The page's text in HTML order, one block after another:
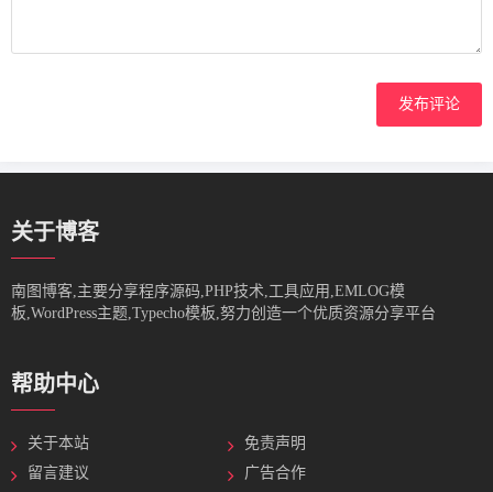
发布评论
关于博客
南图博客,主要分享程序源码,PHP技术,工具应用,EMLOG模
板,WordPress主题,Typecho模板,努力创造一个优质资源分享平台
帮助中心
关于本站
免责声明
留言建议
广告合作